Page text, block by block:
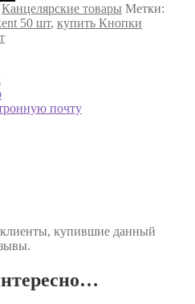
Канцелярские товары Метки:
50 шт, купить Кнопки
почту
клиенты, купившие данный